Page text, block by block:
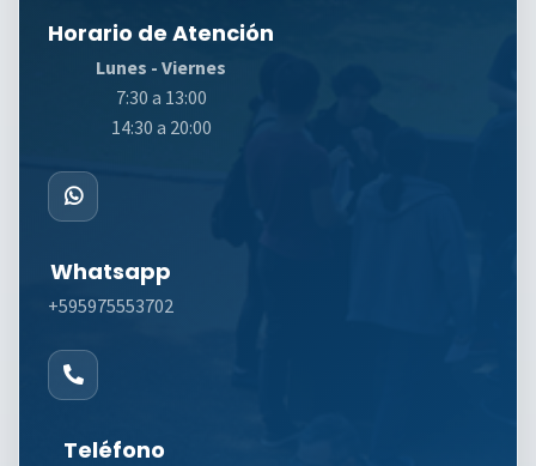
Horario de Atención
Lunes - Viernes
7:30 a 13:00
14:30 a 20:00
Whatsapp
+595975553702
Teléfono